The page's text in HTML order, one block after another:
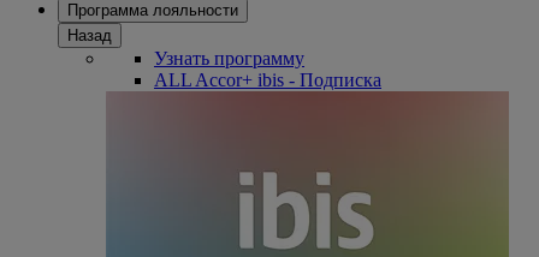
Программа лояльности
Назад
Узнать программу
ALL Accor+ ibis - Подписка